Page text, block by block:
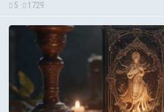
5 1729